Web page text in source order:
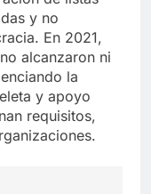
y no
En 2021,
alcanzaron ni
la
y apoyo
requisitos,